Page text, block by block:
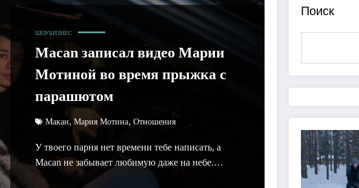
ШОУБИЗНЕС
Macan записал видео Марии
Мотиной во время прыжка с
парашютом
Макан, Мария Мотина, Отношения
У твоего парня нет времени тебе написать, а
Macan не забывает любимую даже на небе.…
Поиск